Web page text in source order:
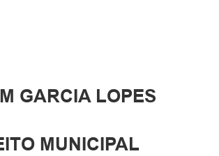
GARCIA LOPES
MUNICIPAL